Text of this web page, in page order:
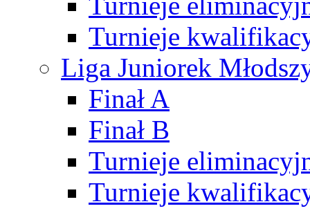
Turnieje
Liga Juniorek
Finał A
Finał B
Turnieje
Turnieje